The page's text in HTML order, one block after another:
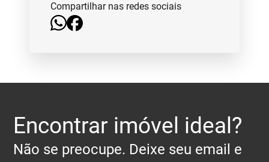
Compartilhar nas redes sociais
Encontrar imóvel ideal?
Não se preocupe. Deixe seu email e